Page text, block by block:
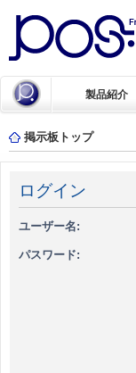
製品紹介
掲示板トップ
ログイン
ユーザー名:
パスワード: